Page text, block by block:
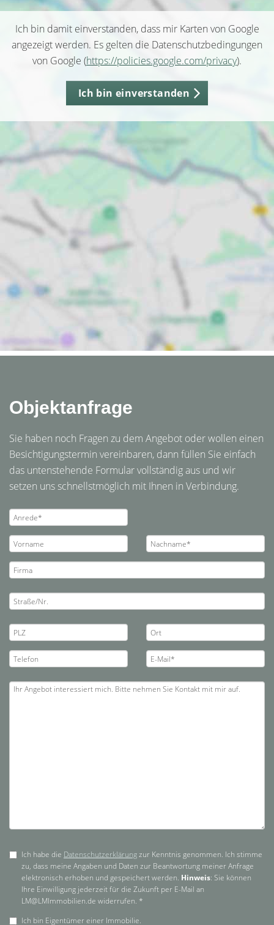
Ich bin damit einverstanden, dass mir Karten von Google
angezeigt werden. Es gelten die Datenschutzbedingungen
von Google (https://policies.google.com/privacy).
Ich bin einverstanden
Objektanfrage
Sie haben noch Fragen zu dem Angebot oder wollen einen
Besichtigungstermin vereinbaren, dann füllen Sie einfach
das untenstehende Formular vollständig aus und wir
setzen uns schnellstmöglich mit Ihnen in Verbindung.
Ich habe die Datenschutzerklärungzur Kenntnis genommen. Ich stimme
zu, dass meine Angaben und Daten zur Beantwortung meiner Anfrage
elektronisch erhoben und gespeichert werden. Hinweis: Sie können
Ihre Einwilligung jederzeit für die Zukunft per E-Mail an
LM@LMImmobilien.de widerrufen. *
Ich bin Eigentümer einer Immobilie.